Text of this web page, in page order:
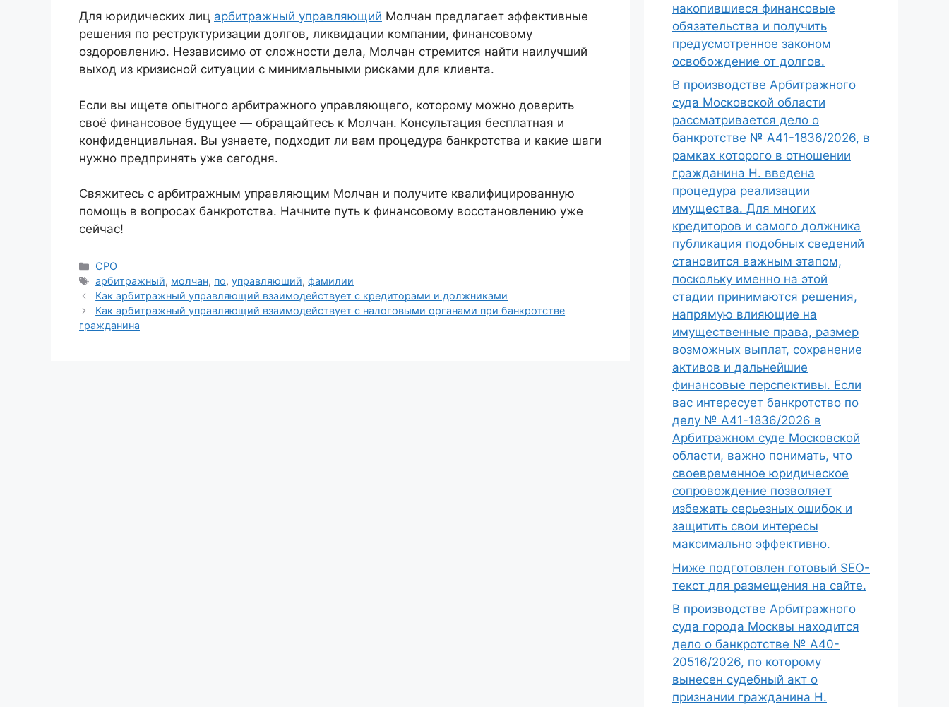
Для юридических лиц арбитражный управляющий Молчан предлагает эффективные
решения по реструктуризации долгов, ликвидации компании, финансовому
оздоровлению. Независимо от сложности дела, Молчан стремится найти наилучший
выход из кризисной ситуации с минимальными рисками для клиента.
Если вы ищете опытного арбитражного управляющего, которому можно доверить
своё финансовое будущее — обращайтесь к Молчан. Консультация бесплатная и
конфиденциальная. Вы узнаете, подходит ли вам процедура банкротства и какие шаги
нужно предпринять уже сегодня.
Свяжитесь с арбитражным управляющим Молчан и получите квалифицированную
помощь в вопросах банкротства. Начните путь к финансовому восстановлению уже
сейчас!
Рубрики
СРО
Метки
арбитражный, молчан, по,управляюший,фамилии
Как арбитражный управляющий взаимодействует с кредиторами и должниками
Как арбитражный управляющий взаимодействует с налоговыми органами при банкротстве
гражданина
накопившиеся финансовые
обязательства и получить
предусмотренное законом
освобождение от долгов.
В производстве Арбитражного
суда Московской области
рассматривается дело о
банкротстве № А41-1836/2026, в
рамках которого в отношении
гражданина Н. введена
процедура реализации
имущества. Для многих
кредиторов и самого должника
публикация подобных сведений
становится важным этапом,
поскольку именно на этой
стадии принимаются решения,
напрямую влияющие на
имущественные права, размер
возможных выплат, сохранение
активов и дальнейшие
финансовые перспективы. Если
вас интересует банкротство по
делу № А41-1836/2026 в
Арбитражном суде Московской
области, важно понимать, что
своевременное юридическое
сопровождение позволяет
избежать серьезных ошибок и
защитить свои интересы
максимально эффективно.
Ниже подготовлен готовый SEO-
текст для размещения на сайте.
В производстве Арбитражного
суда города Москвы находится
дело о банкротстве № А40-
20516/2026, по которому
вынесен судебный акт о
признании гражданина Н.